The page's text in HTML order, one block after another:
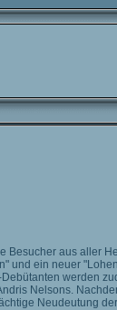
aus aller
und ein neuer
werden
Nelsons.
Neudeutung